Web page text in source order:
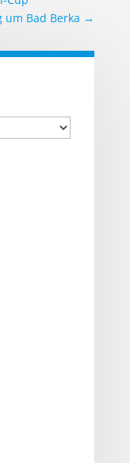
um Bad Berka →